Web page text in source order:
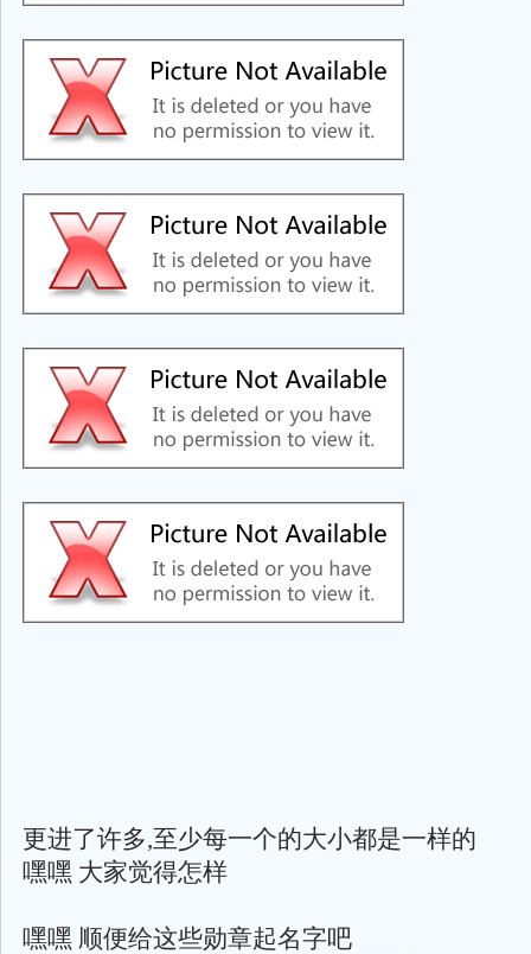
更进了许多,至少每一个的大小都是一样的
嘿嘿 大家觉得怎样
嘿嘿 顺便给这些勋章起名字吧